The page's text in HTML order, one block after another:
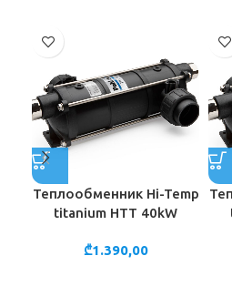
Теплообменник Hi-Temp
titanium HTT 40kW
₾1.390,00